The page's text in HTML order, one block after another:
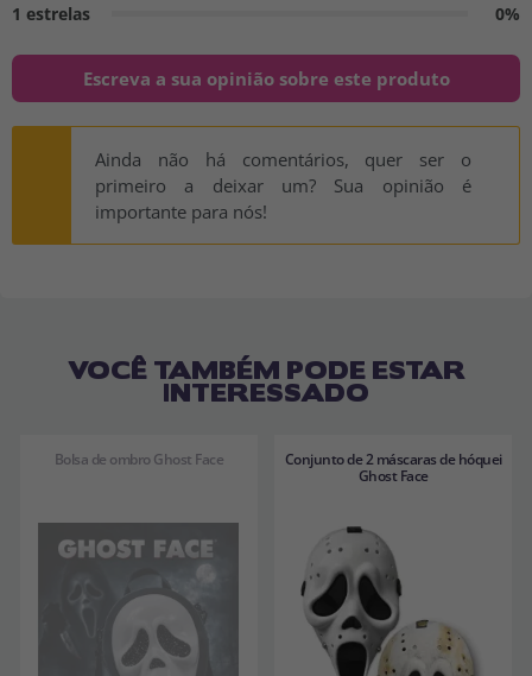
1 estrelas
0%
Escreva a sua opinião sobre este produto
Ainda não há comentários, quer ser o
primeiro a deixar um? Sua opinião é
importante para nós!
VOCÊ TAMBÉM PODE ESTAR
INTERESSADO
Bolsa de ombro Ghost Face
Conjunto de 2 máscaras de hóquei
Ghost Face